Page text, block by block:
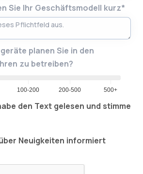
Sie Ihr Geschäftsmodell kurz*
planen Sie in den
zu betreiben?
100-200 200-500 500+
den Text gelesen und stimme
Neuigkeiten informiert